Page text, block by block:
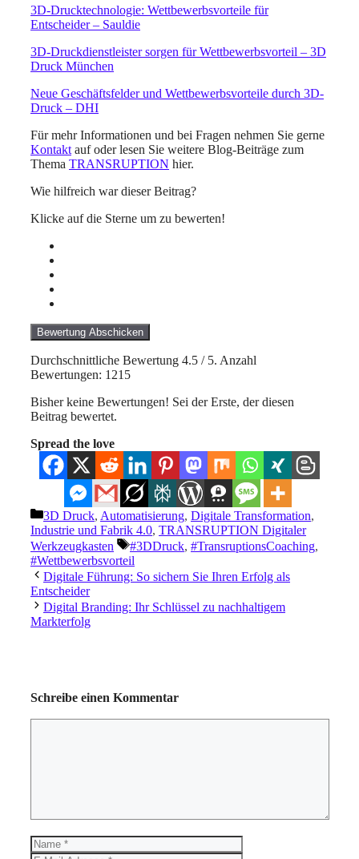
3D-Drucktechnologie: Wettbewerbsvorteile für
Entscheider – Sauldie
3D-Druckdienstleister sorgen für Wettbewerbsvorteil – 3D
Druck München
Neue Geschäftsfelder und Wettbewerbsvorteile durch 3D-
Druck – DHI
Für mehr Informationen und bei Fragen nehmen Sie gerne
Kontakt auf oder lesen Sie weitere Blog-Beiträge zum
Thema TRANSRUPTION hier.
Wie hilfreich war dieser Beitrag?
Klicke auf die Sterne um zu bewerten!
Bewertung Abschicken
Durchschnittliche Bewertung 4.5 / 5. Anzahl
Bewertungen: 1215
Bisher keine Bewertungen! Sei der Erste, der diesen
Beitrag bewertet.
Spread the love
Kategorien
3D Druck, Automatisierung, Digitale Transformation,
Industrie und Fabrik 4.0, TRANSRUPTION Digitaler
Werkzeugkasten
Schlagwörter
#3DDruck, #TransruptionsCoaching,
#Wettbewerbsvorteil
Digitale Führung: So sichern Sie Ihren Erfolg als
Entscheider
Digital Branding: Ihr Schlüssel zu nachhaltigem
Markterfolg
Schreibe einen Kommentar
Name